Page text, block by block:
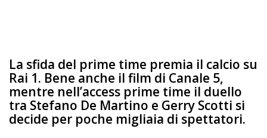
La sfida del prime time premia il calcio su
Rai 1. Bene anche il film di Canale 5,
mentre nell’access prime time il duello
tra Stefano De Martino e Gerry Scotti si
decide per poche migliaia di spettatori.